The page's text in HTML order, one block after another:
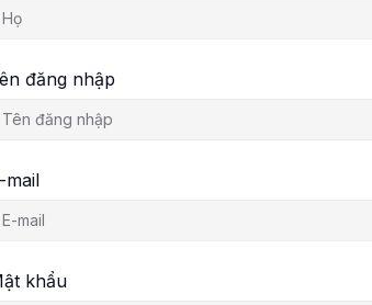
đăng nhập
mail
khẩu